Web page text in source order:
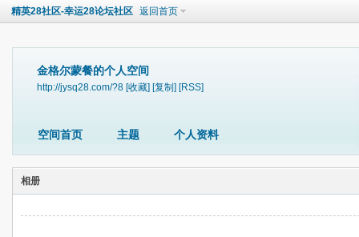
精英28社区-幸运28论坛社区 返回首页
金格尔蒙餐的个人空间
http://jysq28.com/?8 [收藏] [复制] [RSS]
空间首页 主题 个人资料
相册